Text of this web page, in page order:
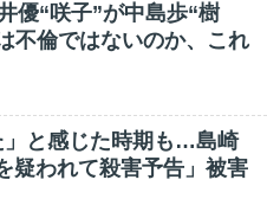
優“咲子”が中島歩“樹
不倫ではないのか、これ
」と感じた時期も…島崎
疑われて殺害予告」被害